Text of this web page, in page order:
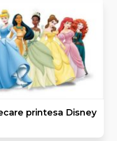
printesa Disney